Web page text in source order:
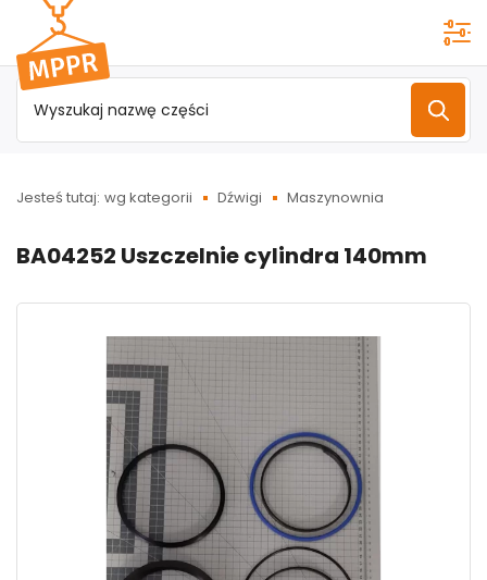
Przejdź do
menu
głównego
Jesteś tutaj: wg kategorii Dźwigi Maszynownia
BA04252 Uszczelnie cylindra 140mm